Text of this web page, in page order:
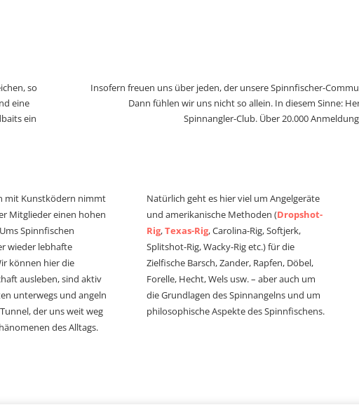
so
eine
ein
Insofern freuen uns über jeden, der unsere Spinnfischer-
Dann fühlen wir uns nicht so allein. In diesem Sinne:
Spinnangler-Club. Über 20.000
mit Kunstködern nimmt
Mitglieder einen hohen
Spinnfischen
wieder lebhafte
können hier die
ausleben, sind aktiv
unterwegs und angeln
der uns weit weg
des Alltags.
Natürlich geht es hier viel um Angelgeräte
und amerikanische Methoden (Dropshot-
Rig,Texas-Rig, Carolina-Rig, Softjerk,
Splitshot-Rig, Wacky-Rig etc.) für die
Zielfische Barsch, Zander, Rapfen, Döbel,
Forelle, Hecht, Wels usw. – aber auch um
die Grundlagen des Spinnangelns und um
philosophische Aspekte des Spinnfischens.